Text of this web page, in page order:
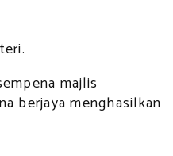
majlis
berjaya menghasilkan